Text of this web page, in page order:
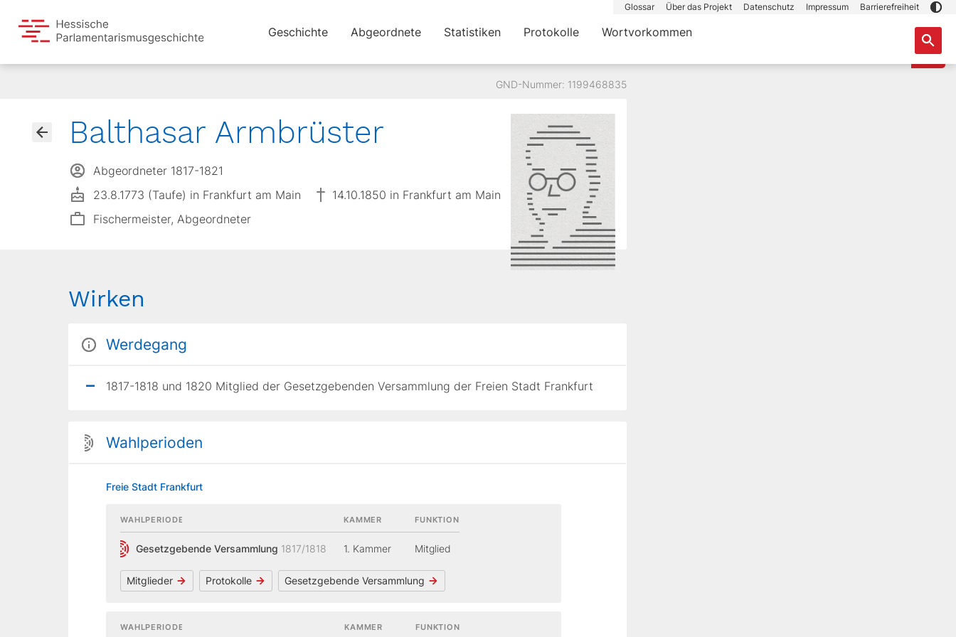
Glossar Über das Projekt Datenschutz Impressum Barrierefreiheit
Geschichte Abgeordnete Statistiken Protokolle Wortvorkommen
GND-Nummer: 1199468835
Balthasar Armbrüster
Abgeordneter 1817-1821
23.8.1773 (Taufe) in Frankfurt am Main
14.10.1850 in Frankfurt am Main
Fischermeister, Abgeordneter
Wirken
Werdegang
1817-1818 und 1820 Mitglied der Gesetzgebenden Versammlung der Freien Stadt Frankfurt
Wahlperioden
Freie Stadt Frankfurt
WAHLPERIODE
Gesetzgebende Versammlung 1817/1818
KAMMER
1. Kammer
FUNKTION
Mitglied
Mitglieder Protokolle Gesetzgebende Versammlung
WAHLPERIODE KAMMER FUNKTION